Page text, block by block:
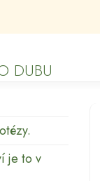
DUBU
je to v